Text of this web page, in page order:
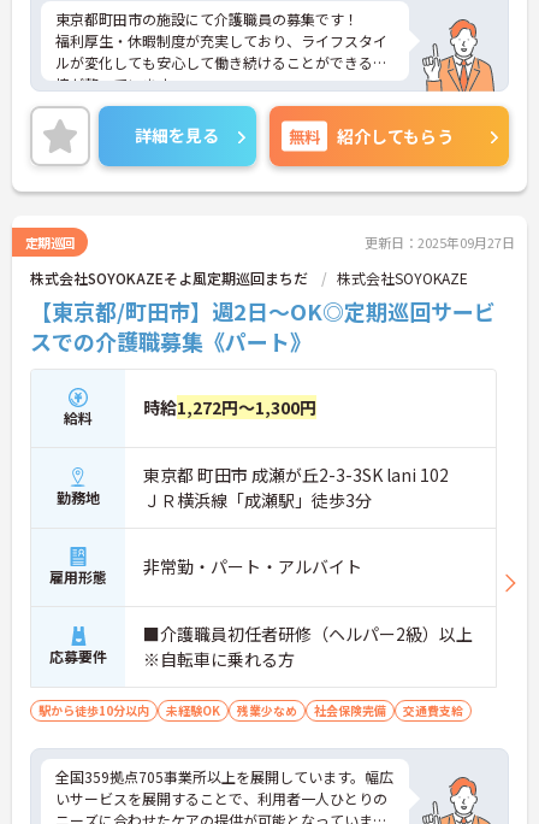
東京都町田市の施設にて介護職員の募集です！
福利厚生・休暇制度が充実しており、ライフスタイ
ルが変化しても安心して働き続けることができる環
境が整っています。
ご興味のある方には、面接対策ポイントなど、さら
に詳細をご案内しますのでお気軽にご相談くださ
い！
詳細を見る 無料 紹介してもらう
定期巡回 更新日：2025年09月27日
株式会社SOYOKAZEそよ風定期巡回まちだ 株式会社SOYOKAZE
【東京都/町田市】週2日～OK◎定期巡回サービ
スでの介護職募集《パート》
給料 時給1,272円～1,300円
勤務地
東京都 町田市 成瀬が丘2-3-3SK lani 102
ＪＲ横浜線「成瀬駅」徒歩3分
雇用形態 非常勤・パート・アルバイト
応募要件
■介護職員初任者研修（ヘルパー2級）以上
※自転車に乗れる方
駅から徒歩10分以内 未経験OK 残業少なめ 社会保険完備 交通費支給
全国359拠点705事業所以上を展開しています。幅広
いサービスを展開することで、利用者一人ひとりの